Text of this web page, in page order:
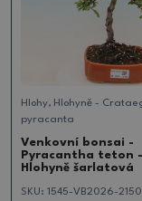
Hlohy, Hlohyně -
pyracanta
Venkovní bonsai -
Pyracantha teton -
Hlohyně šarlatová
SKU: 1545-VB2026-2150